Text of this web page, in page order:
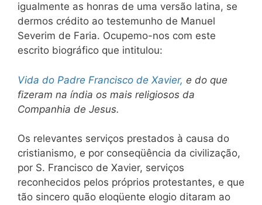
igualmente as honras de uma versão latina, se
dermos crédito ao testemunho de Manuel
Severim de Faria. Ocupemo-nos com este
escrito biográfico que intitulou:
Vida do Padre Francisco de Xavier, e do que
fizeram na índia os mais religiosos da
Companhia de Jesus.
Os relevantes serviços prestados à causa do
cristianismo, e por conseqüência da civilização,
por S. Francisco de Xavier, serviços
reconhecidos pelos próprios protestantes, e que
tão sincero quão eloqüente elogio ditaram ao